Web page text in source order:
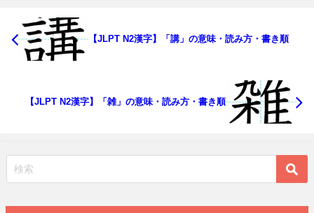
【JLPT N2漢字】「講」の意味・読み方・書き順
【JLPT N2漢字】「雑」の意味・読み方・書き順